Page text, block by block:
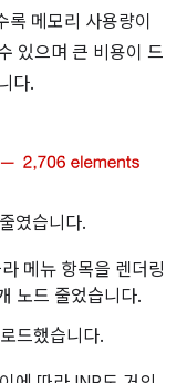
메모리 사용량이
있으며 큰 비용이 드
다.
였습니다.
메뉴 항목을 렌더링
노드 줄었습니다.
드했습니다.